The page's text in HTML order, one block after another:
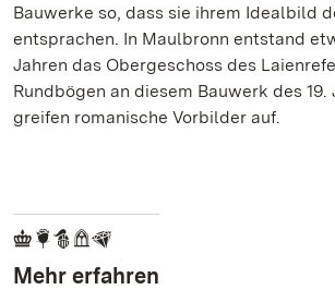
Bauwerke so, dass sie ihrem Idealbild
entsprachen. In Maulbronn entstand
Jahren das Obergeschoss des
Rundbögen an diesem Bauwerk des
greifen romanische Vorbilder auf.
Mehr erfahren